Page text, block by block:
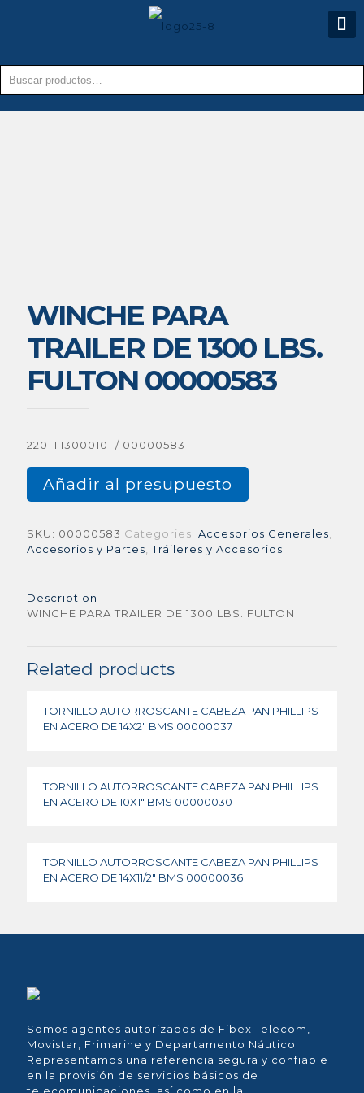
WINCHE PARA
TRAILER DE 1300 LBS.
FULTON 00000583
220-T13000101 / 00000583
Añadir al presupuesto
SKU: 00000583 Categories: Accesorios Generales
Accesorios y Partes ,Tráileres y Accesorios
Description
WINCHE PARA TRAILER DE 1300 LBS. FULTON
Related products
TORNILLO AUTORROSCANTE CABEZA PAN PHILLIPS
EN ACERO DE 14X2″ BMS 00000037
TORNILLO AUTORROSCANTE CABEZA PAN PHILLIPS
EN ACERO DE 10X1″ BMS 00000030
TORNILLO AUTORROSCANTE CABEZA PAN PHILLIPS
EN ACERO DE 14X11/2″ BMS 00000036
Somos agentes autorizados de Fibex Telecom,
Movistar, Frimarine y Departamento Náutico.
Representamos una referencia segura y confiable
en la provisión de servicios básicos de